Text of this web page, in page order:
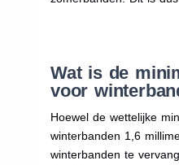
Wat is de
voor
Hoewel de wettelijke
winterbanden 1,6
winterbanden te